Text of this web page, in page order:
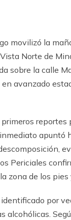
movilizó la
Norte de
sobre la calle
avanzado
apuntó
Periciales
zona de los pies
por
alcohólicas.